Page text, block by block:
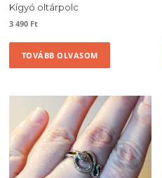
Kígyó oltárpolc
3 490 Ft
TOVÁBB OLVASOM